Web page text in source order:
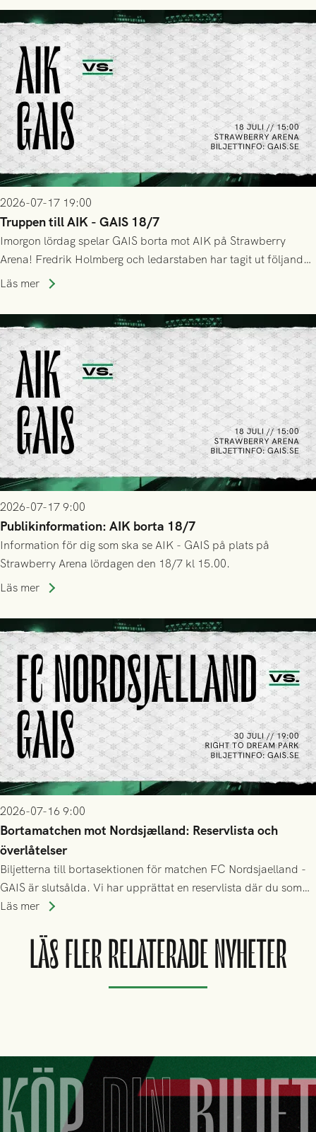
lyckades få in 2-0.
2026-07-17 19:00
Truppen till AIK - GAIS 18/7
Imorgon lördag spelar GAIS borta mot AIK på Strawberry
Arena! Fredrik Holmberg och ledarstaben har tagit ut följande
trupp till matchen:
Läs mer
2026-07-17 9:00
Publikinformation: AIK borta 18/7
Information för dig som ska se AIK - GAIS på plats på
Strawberry Arena lördagen den 18/7 kl 15.00.
Läs mer
2026-07-16 9:00
Bortamatchen mot Nordsjælland: Reservlista och
överlåtelser
Biljetterna till bortasektionen för matchen FC Nordsjaelland -
GAIS är slutsålda. Vi har upprättat en reservlista där du som
ännu inte har någon biljett kan anmäla ditt intresse. Du kan
Läs mer
LÄS FLER RELATERADE NYHETER